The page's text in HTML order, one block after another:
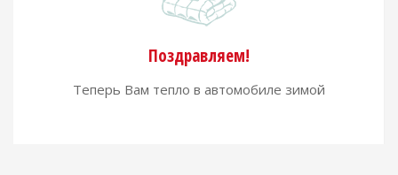
Поздравляем!
Теперь Вам тепло в автомобиле зимой